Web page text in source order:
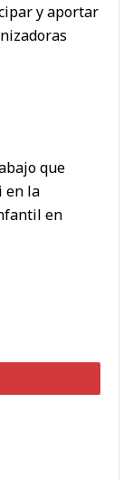
y aportar
que
en la
en